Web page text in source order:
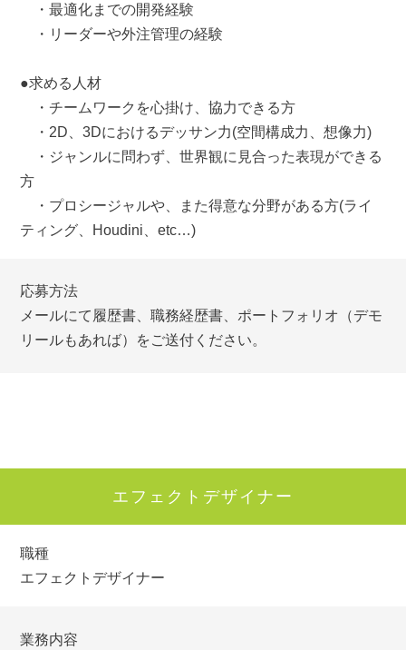
・最適化までの開発経験
・リーダーや外注管理の経験
●求める人材
・チームワークを心掛け、協力できる方
・2D、3Dにおけるデッサン力(空間構成力、想像力)
・ジャンルに問わず、世界観に見合った表現ができる
方
・プロシージャルや、また得意な分野がある方(ライ
ティング、Houdini、etc…)
応募方法
メールにて履歴書、職務経歴書、ポートフォリオ（デモ
リールもあれば）をご送付ください。
エフェクトデザイナー
職種
エフェクトデザイナー
業務内容